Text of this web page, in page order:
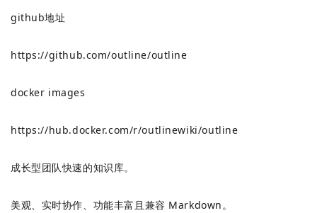
github地址
https://github.com/outline/outline
docker images
https://hub.docker.com/r/outlinewiki/outline
成长型团队快速的知识库。
美观、实时协作、功能丰富且兼容 Markdown。